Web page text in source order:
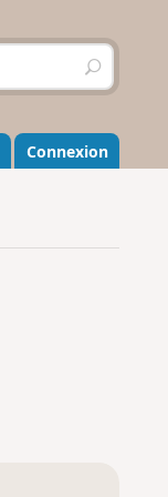
R
e
h
e
r
r
Connexion